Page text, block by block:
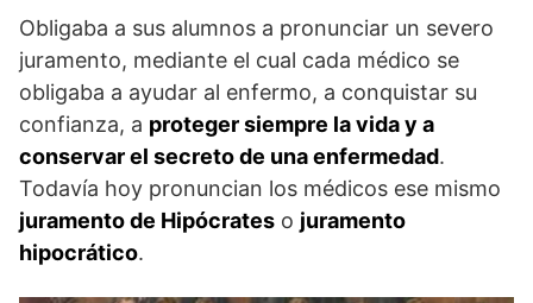
Obligaba a sus alumnos a pronunciar un severo
juramento, mediante el cual cada médico se
obligaba a ayudar al enfermo, a conquistar su
confianza, a proteger siempre la vida y a
conservar el secreto de una enfermedad.
Todavía hoy pronuncian los médicos ese mismo
juramento de Hipócrates o juramento
hipocrático.